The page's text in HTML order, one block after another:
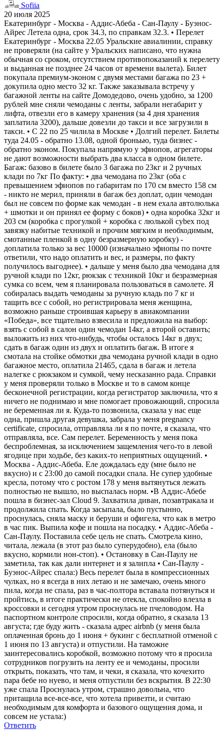
Sofiia
20 июля 2025
Екатеринбург - Москва - Аддис-Абеба - Сан-Паулу - Буэнос-
Айрес Летела одна, срок 34.3, по справкам 32.3. • Перелет
Екатеринбург - Москва 22.05 Уральские авиалинии, справку
не проверяли (на сайте у Уральских написано, что нужна
обычная со сроком, отсутствием противопоказаний к перелету
и выданная не позднее 24 часов от времени вылета). Билет
покупала премиум-эконом с двумя местами багажа по 23 +
докупила одно место 32 кг. Также заказывала встречу у
багажной ленты на сайте Домодедово, очень удобно, за 1200
рублей мне сняли чемоданы с ленты, забрали негабарит у
лифта, отвезли его в камеру хранения (за 4 дня хранения
заплатила 3200), дальше довезли до такси и все загрузили в
такси. • С 22 по 25 чилила в Москве • Долгий перелет. Билеты
туда 24.05 - обратно 13.08, одной броньью, туда бизнес -
обратно эконом. Покупала напрямую у эфиопов, агрегаторы
не дают возможности выбрать два класса в одном билете.
Багаж: базово в билете было 3 багажа по 23кг и 2 ручных
клади по 7кг По факту: • два чемодана по 23кг (оба с
превышением эфиопов по габаритам по 170 см вместо 158 см
- никто не мерил, приняли в багаж без доплат, один чемодан
был не совсем по форме как чемодан - в нем ехала автолюлька
+ шмотки и он принял ее форму с боков) • одна коробка 32кг и
203 см (коробка с прогулкой + коробка с люлькой cybex под
завязку набитые техникой и прочим мягким и необходимым,
смотанные пленкой в одну безразмерную коробку) -
доплатила только за вес 10000 (изначально эфиопы по почте
ответили, что надо оплатить и вес, и размеры, по факту
получилось выгоднее). • дальше у меня было два чемодана для
ручной клади по 12кг, рюкзак с техникой 10кг и безразмерная
сумка со всем, чем я планировала пользоваться в самолете. Я
собиралась выдать чемоданы за ручную кладь по 7 кг и
тащить все с собой, но регистрировала меня женщина,
возможно раньше строившая карьеру в авиакомпании
«Победа», все тщательно взвесила и предложила на выбор:
взять с собой в салон один чемодан 14кг, а второй оставить;
выложить из них что-нибудь, чтобы осталось 14кг в двух;
сдать в багаж один из двух и оплатить багаж. В итоге я
смотала на стойке обмотки два чемодана ручной клади в одно
багажное место, оплатила 21465, сдала в багаж и летела
налегке с рюкзаком и сумкой, чему несказанно рада. Справки
у меня проверяли только в Москве и то в самом конце
бесконечной регистрации, когда регистратор заключила, что я
ничего не поднимаю и мне помогает провожающий, спросила
не беременная ли я. Куда-то позвонила, сказала у нас еще
одна, пришла другая девушка, забрала у меня pregnancy
certificate, спросила, отправляла ли я по почте, я сказала, что
отправляла, все. Сам перелет. Беременность у меня пока
беспроблемная, за исключением защемления чего-то в левой
ягодице при ходьбе, без каких-то неприятных ощущений. •
Москва - Аддис-Абеба. Еле дождалась еду (мне было не
вкусно) и с 23:00 до самой посадки спала. Не супер удобные
кресла, потому что с ростом 178 у меня вытянуться лежать
полностью не вышло, но выспалась норм. •В Аддис-Абебе
пошла в бизнес-зал Cloud 9. Захватила диван, позавтракала и
продолжила спать. Когда засыпала, было пустынно,
проснулась, сняла маску и беруши и офигела, что как в метро
в час пик. Выпила кофе и пошла на посадку. • Аддис-Абеба -
Сан-Паулу. Поставила себе цель не спать. Смотрела кино,
читала, лежала (в этот раз было суперудобно), ела (было
вкусно, кормили нон-стоп). • Остановку в Сан-Паулу не
заметила, так как дали интернет и я залипла • Сан-Паулу -
Буэнос-Айрес спала:) Весь перелет была в компрессионных
чулках, но я всегда в них летаю и не замечаю, очень много
пила, когда не спала, раз в час-полтора вставала потянуться и
пройтись, в итоге практически не отекла, спокойно влезла в
кроссовки и сегодня утром проснулась не пчеловодом. На
паспортном контроле спросили, когда обратно, я сказала 13
августа; где буду жить - сказала адрес airbnb (у меня была
оплаченная бронь до 1 июня + букинг с бесплатной отменой с
1 июня по 13 августа) и отпустили. На таможне
заинтересовались коробкой, возможно потому что я просила
сотрудников погрузить на ленту ее и чемоданы, просили
открыть, показать, что там, и чеки, я сказала, что кочехито
пара бебе но нуево, и меня отпустили без вскрытия. В 22:30
уже спала Проснулась утром, страшно довольна, что
притащила все-все-все, что хотела привезти, и считаю
необходимым для комфорта и базового ощущения дома, и
совсем не устала:)
Ответить